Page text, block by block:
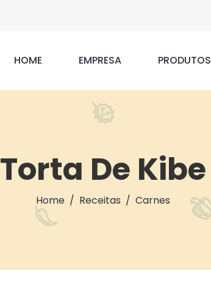
HOME EMPRESA PRODUTOS
Torta De Kibe
Home Receitas Carnes